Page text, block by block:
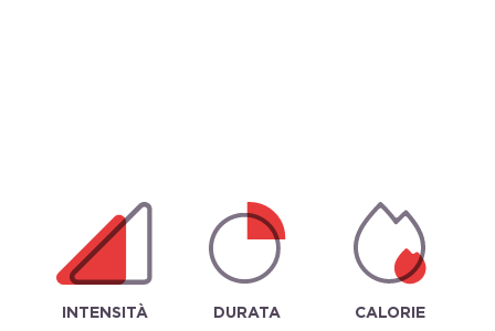
INTENSITÀ
DURATA
CALORIE